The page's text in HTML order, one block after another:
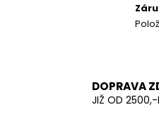
DOPRAVA
JIŽ OD